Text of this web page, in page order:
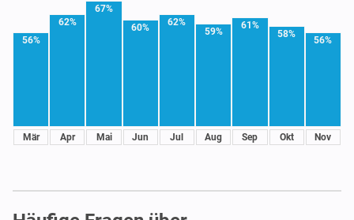
56%
Mär
62%
Apr
67%
Mai
60%
Jun
62%
Jul
59%
Aug
61%
Sep
58%
Okt
56%
Nov